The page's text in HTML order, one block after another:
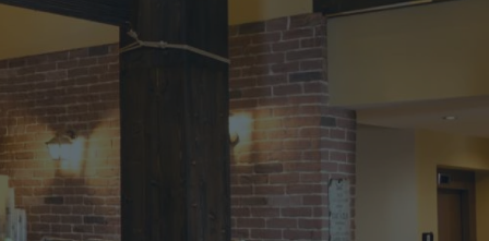
souhaitez nous contacter ?
Bonjour !
Comment puis-je vous